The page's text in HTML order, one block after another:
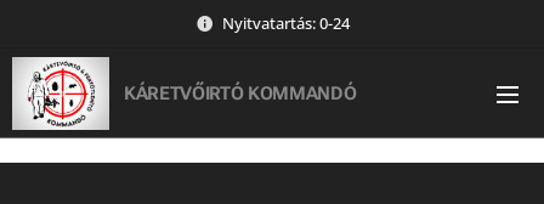
Nyitvatartás: 0-24
KÁRETVŐIRTÓ KOMMANDÓ